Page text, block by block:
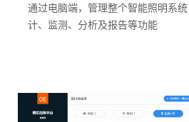
通过电脑端，管理整个智能照明系
计、监测、分析及报告等功能